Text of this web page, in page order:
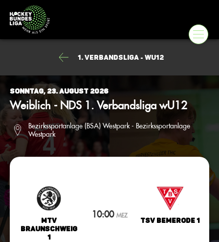
1. Verbandsliga - wU12
Sonntag, 23. August 2026
Weiblich - NDS 1. Verbandsliga wU12
Bezirkssportanlage (BSA) Westpark - Bezirkssportanlage
Westpark
MTV
Braunschweig
1
10:00 MEZ
TSV Bemerode 1